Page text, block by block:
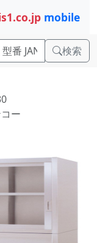
mobile
検索
ー